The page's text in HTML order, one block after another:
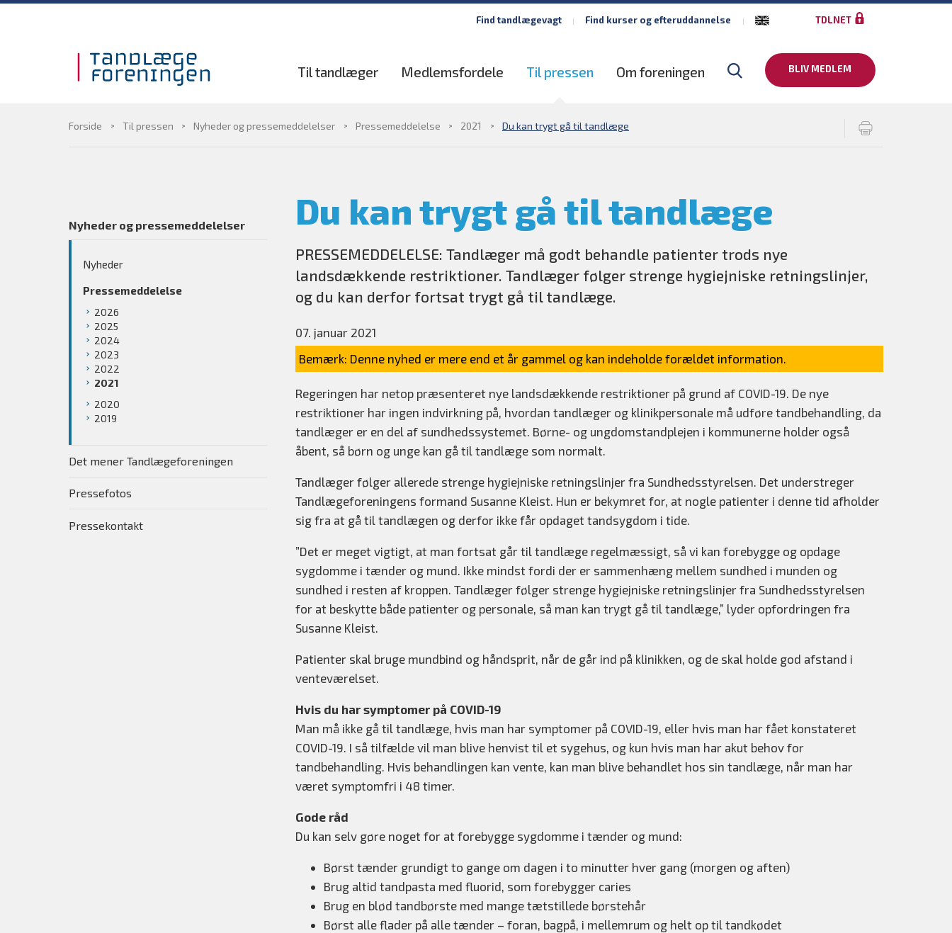
Find tandlægevagt Find kurser og efteruddannelse TDLNET
Til tandlæger Medlemsfordele Til pressen Om foreningen BLIV MEDLEM
Forside Til pressen Nyheder og pressemeddelelser Pressemeddelelse 2021 Du kan trygt gå til tandlæge
Nyheder og pressemeddelelser
Nyheder
Pressemeddelelse
2026
2025
2024
2023
2022
2021
2020
2019
Det mener Tandlægeforeningen
Pressefotos
Pressekontakt
Du kan trygt gå til tandlæge
PRESSEMEDDELELSE: Tandlæger må godt behandle patienter trods nye
landsdækkende restriktioner. Tandlæger følger strenge hygiejniske retningslinjer,
og du kan derfor fortsat trygt gå til tandlæge.
07. januar 2021
Bemærk: Denne nyhed er mere end et år gammel og kan indeholde forældet information.
Regeringen har netop præsenteret nye landsdækkende restriktioner på grund af COVID-19. De nye
restriktioner har ingen indvirkning på, hvordan tandlæger og klinikpersonale må udføre tandbehandling, da
tandlæger er en del af sundhedssystemet. Børne- og ungdomstandplejen i kommunerne holder også
åbent, så børn og unge kan gå til tandlæge som normalt.
Tandlæger følger allerede strenge hygiejniske retningslinjer fra Sundhedsstyrelsen. Det understreger
Tandlægeforeningens formand Susanne Kleist. Hun er bekymret for, at nogle patienter i denne tid afholder
sig fra at gå til tandlægen og derfor ikke får opdaget tandsygdom i tide.
”Det er meget vigtigt, at man fortsat går til tandlæge regelmæssigt, så vi kan forebygge og opdage
sygdomme i tænder og mund. Ikke mindst fordi der er sammenhæng mellem sundhed i munden og
sundhed i resten af kroppen. Tandlæger følger strenge hygiejniske retningslinjer fra Sundhedsstyrelsen
for at beskytte både patienter og personale, så man kan trygt gå til tandlæge,” lyder opfordringen fra
Susanne Kleist.
Patienter skal bruge mundbind og håndsprit, når de går ind på klinikken, og de skal holde god afstand i
venteværelset.
Hvis du har symptomer på COVID-19
Man må ikke gå til tandlæge, hvis man har symptomer på COVID-19, eller hvis man har fået konstateret
COVID-19. I så tilfælde vil man blive henvist til et sygehus, og kun hvis man har akut behov for
tandbehandling. Hvis behandlingen kan vente, kan man blive behandlet hos sin tandlæge, når man har
været symptomfri i 48 timer.
Gode råd
Du kan selv gøre noget for at forebygge sygdomme i tænder og mund:
Børst tænder grundigt to gange om dagen i to minutter hver gang (morgen og aften)
Brug altid tandpasta med fluorid, som forebygger caries
Brug en blød tandbørste med mange tætstillede børstehår
Børst alle flader på alle tænder – foran, bagpå, i mellemrum og helt op til tandkødet